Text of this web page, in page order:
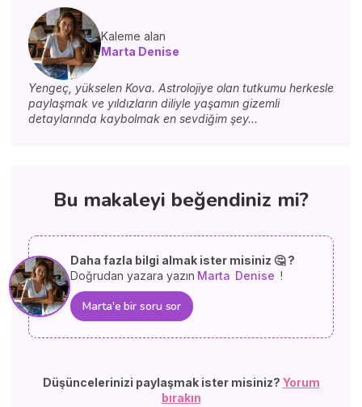
Kaleme alan
Marta Denise
Yengeç, yükselen Kova. Astrolojiye olan tutkumu herkesle
paylaşmak ve yıldızların diliyle yaşamın gizemli
detaylarında kaybolmak en sevdiğim şey...
Bu makaleyi beğendiniz mi?
Daha fazla bilgi almak ister misiniz 🤔 ?
Doğrudan yazara yazın Marta Denise !
Marta'e bir soru sor
Düşüncelerinizi paylaşmak ister misiniz? Yorum
bırakın